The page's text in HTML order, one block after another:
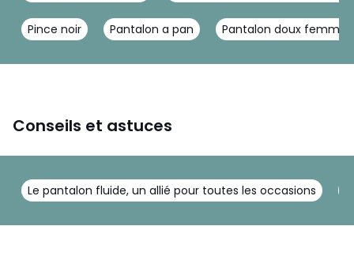
Pince noir Pantalon a pan Pantalon doux femme
Conseils et astuces
Le pantalon fluide, un allié pour toutes les occasions